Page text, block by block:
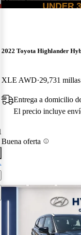
¡Nuevo!
2022 Toyota Highlander
XLE AWD 29,731 millas
Entrega a domicilio
El precio incluye
Buena oferta
este Aviso